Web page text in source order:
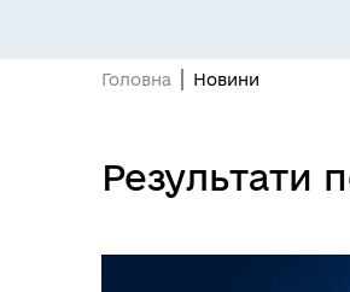
Головна Новини
Результати